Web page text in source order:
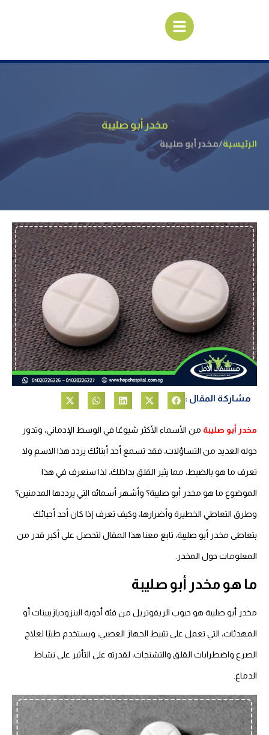
مخدر أبو صليبة
الرئيسية/مخدر أبو صليبة
مشاركة المقال :
مخدر أبو صليبة من الأسماء الأكثر شيوعًا في الوسط الإدماني، وتدور
حوله العديد من التساؤلات، فقد تسمع أحد أبنائك يردد هذا الاسم ولا
تعرف ما هو بالضبط، مما يثير القلق بداخلك، لذا سنعرف في هذا
الموضوع ما هو مخدر أبو صليبة؟ وأشهر أسمائه التي يرددها المدمنين؟
وطرق التعاطي الخطيرة وأضرارها، وكيف تعرف إذا كان أحد أحبائك
بتعاطى مخدر أبو صليبة، تابع معنا هذا المقال لتحصل على أكبر قدر من
المعلومات حول المخدر.
ما هو مخدر أبو صليبة
مخدر أبو صليبة هو حبوب الريفوتريل من فئة أدوية البنزوديازيبينات أو
المهدئات، التي تعمل على تثبيط الجهاز العصبي، ويستخدم طبيًا لعلاج
الصرع واضطرابات القلق والتشنجات، لقدرته على التأثير على نشاط
الدماغ.